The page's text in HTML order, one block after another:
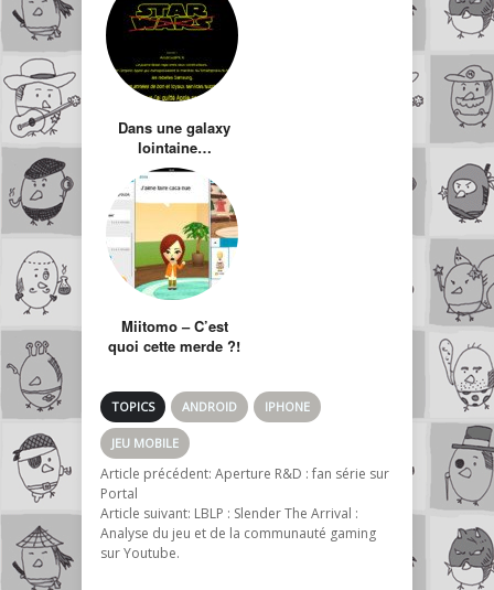
Dans une galaxy
lointaine…
Miitomo – C’est
quoi cette merde ?!
TOPICS ANDROID IPHONE
JEU MOBILE
Article précédent: Aperture R&D : fan série sur
Portal
Article suivant: LBLP : Slender The Arrival :
Analyse du jeu et de la communauté gaming
sur Youtube.